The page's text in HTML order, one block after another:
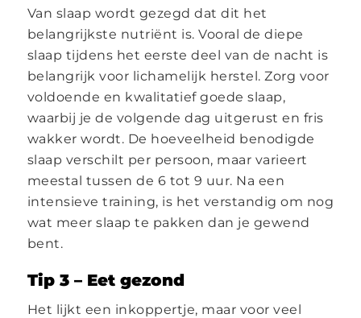
Van slaap wordt gezegd dat dit het
belangrijkste nutriënt is. Vooral de diepe
slaap tijdens het eerste deel van de nacht is
belangrijk voor lichamelijk herstel. Zorg voor
voldoende en kwalitatief goede slaap,
waarbij je de volgende dag uitgerust en fris
wakker wordt. De hoeveelheid benodigde
slaap verschilt per persoon, maar varieert
meestal tussen de 6 tot 9 uur. Na een
intensieve training, is het verstandig om nog
wat meer slaap te pakken dan je gewend
bent.
Tip 3 – Eet gezond
Het lijkt een inkoppertje, maar voor veel